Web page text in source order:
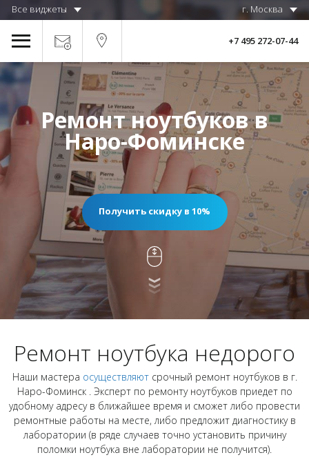
Все виджеты г. Москва
+7 495 272-07-44
Ремонт ноутбуков в
Наро-Фоминске
Получить скидку в 10%
Ремонт ноутбука недорого
Наши мастера осуществляютсрочный ремонт ноутбуков в г.
Наро-Фоминск . Эксперт по ремонту ноутбуков приедет по
удобному адресу в ближайшее время и сможет либо провести
ремонтные работы на месте, либо предложит диагностику в
лаборатории (в ряде случаев точно установить причину
поломки ноутбука вне лаборатории не получится).